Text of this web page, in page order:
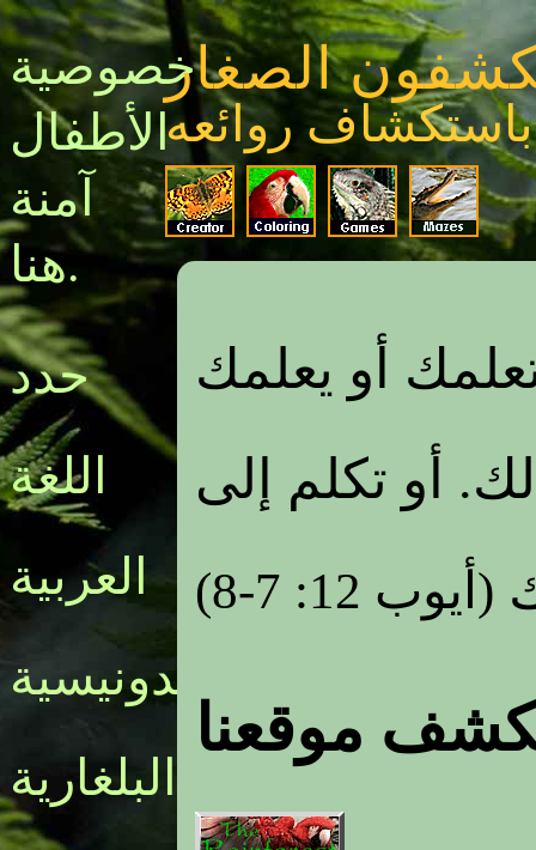
خصوصية
الأطفال
آمنة
هنا.
حدد
اللغة
العربية
الأندونيسية
البلغارية
الصغار
روائعه
أو يعلمك
أو تكلم إلى
(أيوب 12: 7-8)
موقعنا